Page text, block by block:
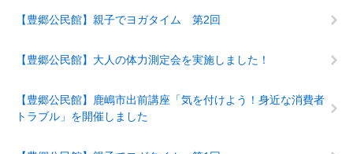
【豊郷公民館】親子でヨガタイム 第2回
【豊郷公民館】大人の体力測定会を実施しました！
【豊郷公民館】鹿嶋市出前講座「気を付けよう！身近な消費者
トラブル」を開催しました